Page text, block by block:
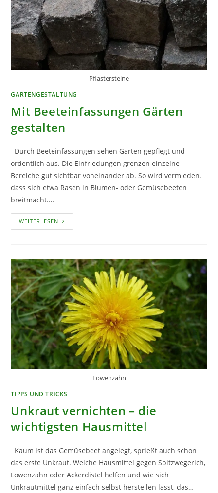
Pflastersteine
GARTENGESTALTUNG
Mit Beeteinfassungen Gärten
gestalten
Durch Beeteinfassungen sehen Gärten gepflegt und
ordentlich aus. Die Einfriedungen grenzen einzelne
Bereiche gut sichtbar voneinander ab. So wird vermieden,
dass sich etwa Rasen in Blumen- oder Gemüsebeeten
breitmacht.…
WEITERLESEN MIT
BEETEINFASSUNGEN
Löwenzahn
TIPPS UND TRICKS
Unkraut vernichten – die
wichtigsten Hausmittel
Kaum ist das Gemüsebeet angelegt, sprießt auch schon
das erste Unkraut. Welche Hausmittel gegen Spitzwegerich,
Löwenzahn oder Ackerdistel helfen und wie sich
Unkrautmittel ganz einfach selbst herstellen lässt, das…